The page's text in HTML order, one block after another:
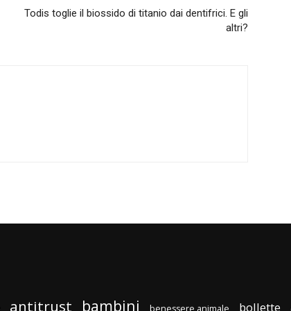
Todis toglie il biossido di titanio dai dentifrici. E gli
altri?
antitrust bambini bollette